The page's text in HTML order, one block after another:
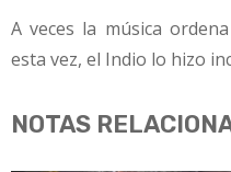
A veces la música
esta vez, el Indio lo hizo
NOTAS